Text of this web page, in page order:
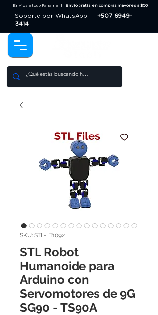
Envios a todo Panama | Envio gratis en compras mayores a $50
Soporte por WhatsApp
+507 6949-
3414
SKU: STL-LT1092
STL Robot
Humanoide para
Arduino con
Servomotores de 9G
SG90 - TS90A